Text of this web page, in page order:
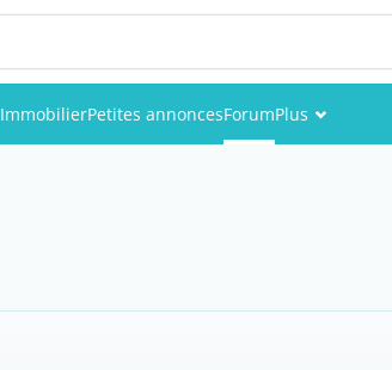
ImmobilierPetites annoncesForumPlus